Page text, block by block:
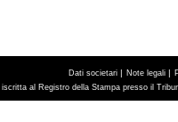
Dati societari | Note legali |
al Registro della Stampa presso il